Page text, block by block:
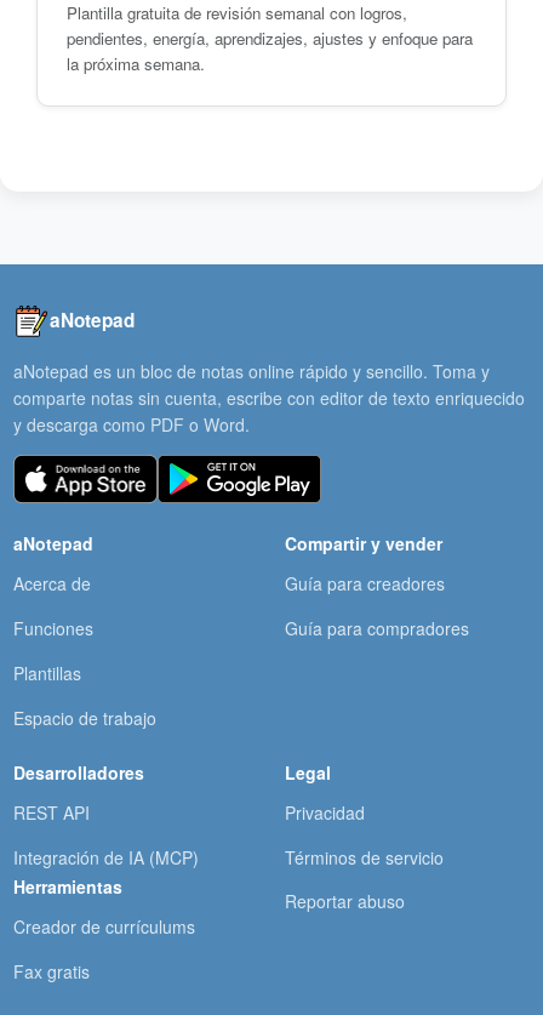
Plantilla gratuita de revisión semanal con logros,
pendientes, energía, aprendizajes, ajustes y enfoque para
la próxima semana.
aNotepad
aNotepad es un bloc de notas online rápido y sencillo. Toma y
comparte notas sin cuenta, escribe con editor de texto enriquecido
y descarga como PDF o Word.
aNotepad
Acerca de
Funciones
Plantillas
Espacio de trabajo
Compartir y vender
Guía para creadores
Guía para compradores
Desarrolladores
REST API
Integración de IA (MCP)
Herramientas
Creador de currículums
Fax gratis
Legal
Privacidad
Términos de servicio
Reportar abuso